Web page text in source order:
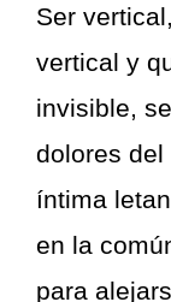
Ser
vertical y
invisible,
dolores
íntima
en la
para